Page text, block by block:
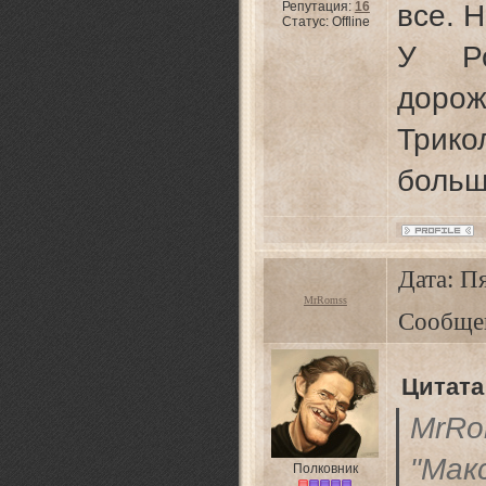
Репутация: 16
Статус: Offline
все.
У
MrRomss
Дата:
Полковник
Цитата